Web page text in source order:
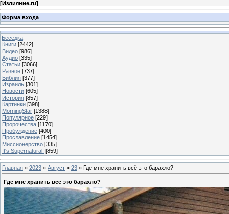
[Излияние.ru]
Форма входа
Беседка
Книги [2442]
Видео [986]
Аудио [335]
Статьи [3066]
Разное [737]
Библия [377]
Израиль [301]
Новости [605]
История [857]
Картинки [398]
MorningStar [1388]
Популярное [229]
Пророчества [1170]
Пробуждение [400]
Прославление [1454]
Миссионерство [335]
It's Supernatural! [859]
Главная » 2023 » Август » 23 » Где мне хранить всё это барахло?
Где мне хранить всё это барахло?